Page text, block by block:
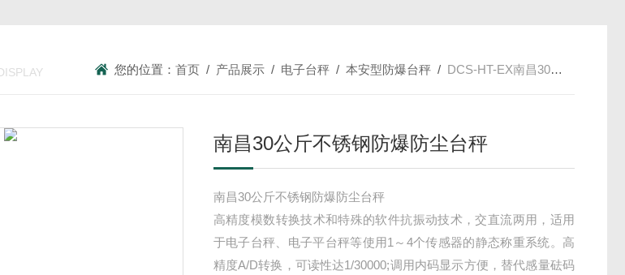
您的位置：首页 / 产品展示 / 电子台秤 /本安型防爆台秤 / DCS-HT-EX南昌30公斤不锈钢防爆防尘台秤
南昌30公斤不锈钢防爆防尘台秤
南昌30公斤不锈钢防爆防尘台秤
高精度模数转换技术和特殊的软件抗振动技术，交直流两用，适用
于电子台秤、电子平台秤等使用1～4个传感器的静态称重系统。高
精度A/D转换，可读性达1/30000;调用内码显示方便，替代感量砝码